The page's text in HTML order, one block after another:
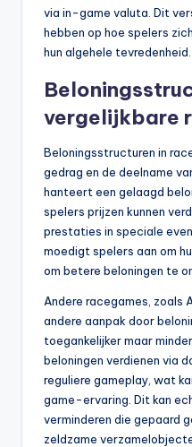
via in-game valuta. Dit
hebben op hoe spelers
hun algehele tevredenheid.
vergelijkbare
Beloningsstructuren in
gedrag en de deelname
hanteert een gelaagd
spelers prijzen kunnen
prestaties in speciale
moedigt spelers aan om
om betere beloningen te
Andere racegames, zoals
andere aanpak door
toegankelijker maar
beloningen verdienen via
reguliere gameplay, wat
game-ervaring. Dit kan
verminderen die gepaard
zeldzame